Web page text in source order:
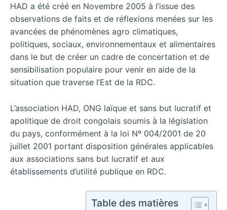
HAD a été créé en Novembre 2005 à l’issue des
observations de faits et de réflexions menées sur les
avancées de phénomènes agro climatiques,
politiques, sociaux, environnementaux et alimentaires
dans le but de créer un cadre de concertation et de
sensibilisation populaire pour venir en aide de la
situation que traverse l’Est de la RDC.
L’association HAD, ONG laïque et sans but lucratif et
apolitique de droit congolais soumis à la législation
du pays, conformément à la loi Nº 004/2001 de 20
juillet 2001 portant disposition générales applicables
aux associations sans but lucratif et aux
établissements d’utilité publique en RDC.
Table des matières